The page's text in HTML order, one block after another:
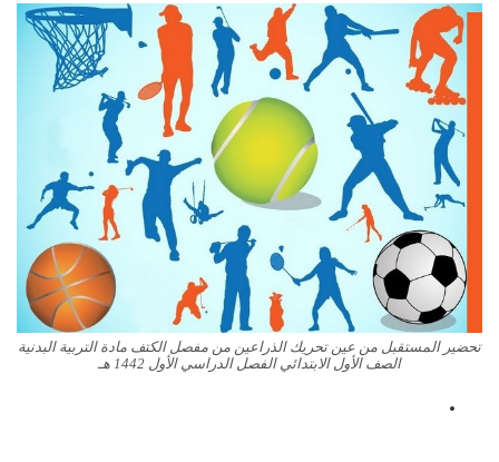
تحضير المستقبل من عين تحريك الذراعين من مفصل الكتف مادة التربية البدنية
الصف الأول الابتدائي الفصل الدراسي الأول 1442 هـ